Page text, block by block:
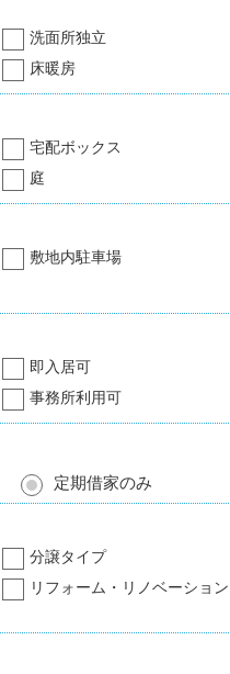
洗面所独立
床暖房
宅配ボックス
庭
敷地内駐車場
即入居可
事務所利用可
定期借家のみ
分譲タイプ
リフォーム・リノベーション